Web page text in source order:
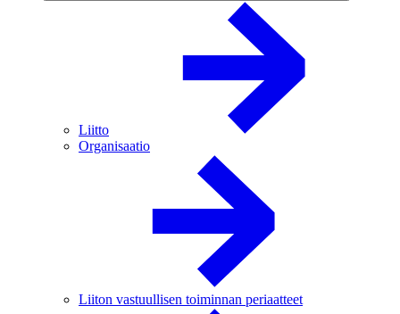
Liitto
Organisaatio
Liiton vastuullisen toiminnan periaatteet